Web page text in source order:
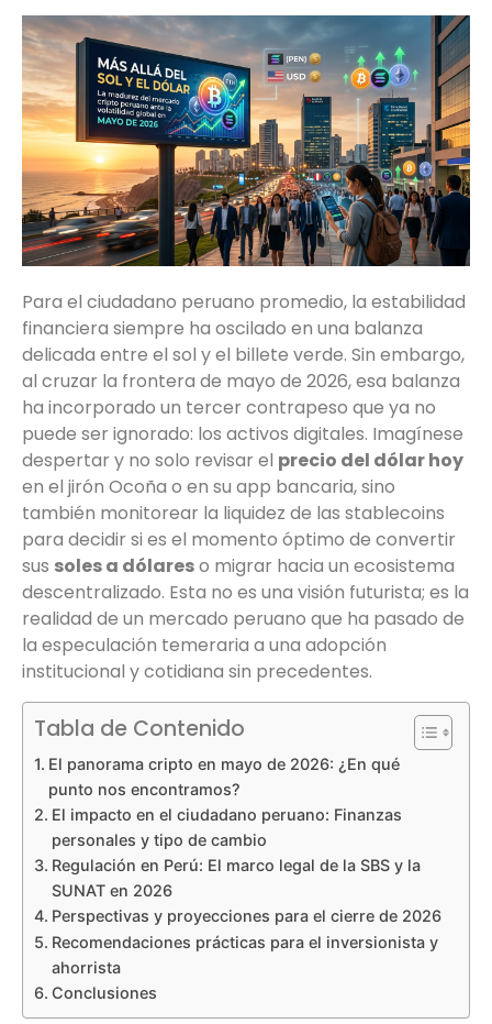
Para el ciudadano peruano promedio, la estabilidad
financiera siempre ha oscilado en una balanza
delicada entre el sol y el billete verde. Sin embargo,
al cruzar la frontera de mayo de 2026, esa balanza
ha incorporado un tercer contrapeso que ya no
puede ser ignorado: los activos digitales. Imagínese
despertar y no solo revisar el precio del dólar hoy
en el jirón Ocoña o en su app bancaria, sino
también monitorear la liquidez de las stablecoins
para decidir si es el momento óptimo de convertir
sus soles a dólareso migrar hacia un ecosistema
descentralizado. Esta no es una visión futurista; es la
realidad de un mercado peruano que ha pasado de
la especulación temeraria a una adopción
institucional y cotidiana sin precedentes.
Tabla de Contenido
El panorama cripto en mayo de 2026: ¿En qué
punto nos encontramos?
El impacto en el ciudadano peruano: Finanzas
personales y tipo de cambio
Regulación en Perú: El marco legal de la SBS y la
SUNAT en 2026
Perspectivas y proyecciones para el cierre de 2026
Recomendaciones prácticas para el inversionista y
ahorrista
Conclusiones